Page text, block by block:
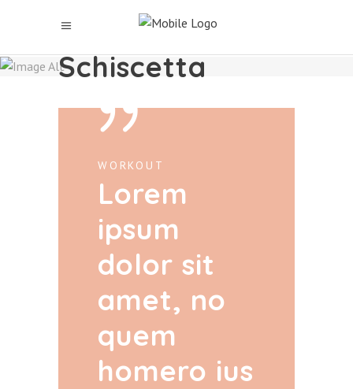
Schiscetta
WORKOUT
Lorem
ipsum
dolor sit
amet, no
quem
homero ius